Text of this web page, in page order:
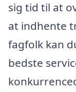
sig tid til at
at indhente
fagfolk kan
bedste